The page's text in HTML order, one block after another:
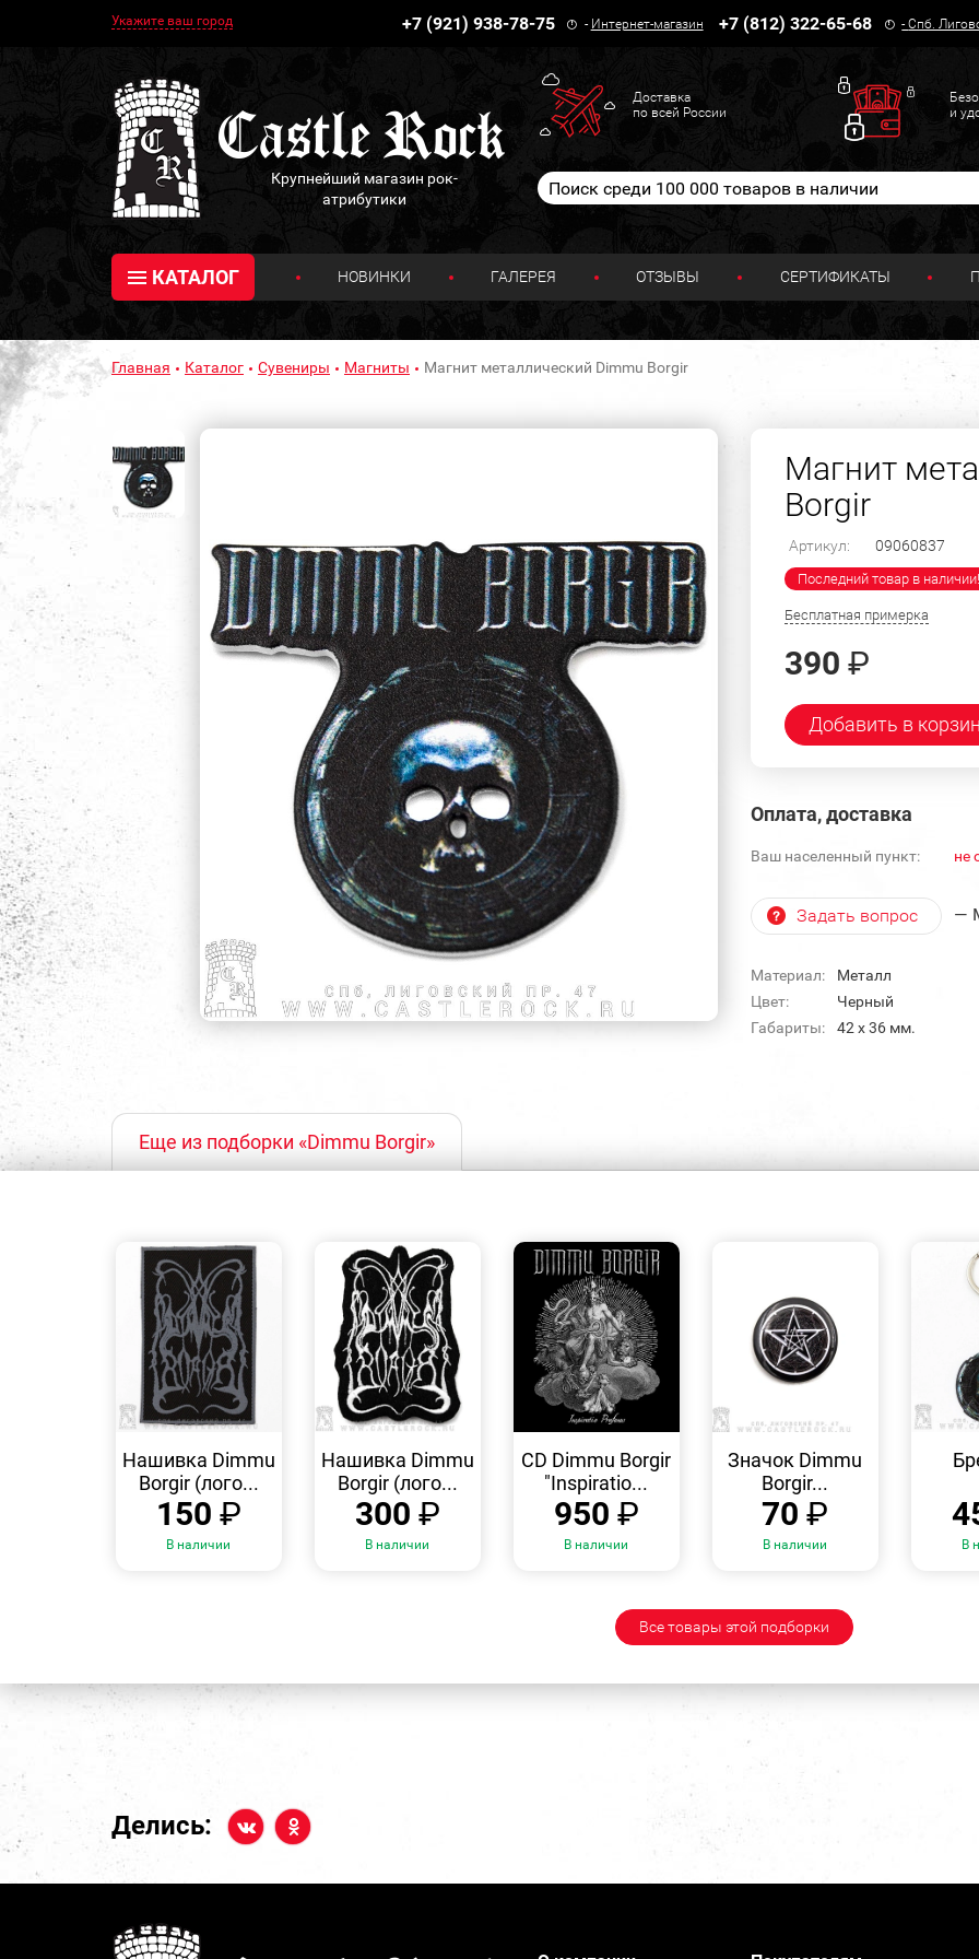
Укажите ваш город +7 (921) 938-78-75 - Интернет-магазин +7 (812) 322-65-68 -Спб.
Крупнейший магазин рок-
атрибутики
Доставка
по всей России
и
КАТАЛОГ НОВИНКИ ГАЛЕРЕЯ ОТЗЫВЫ СЕРТИФИКАТЫ
Главная Каталог Сувениры Магниты Магнит металлический Dimmu Borgir
Магнит
Borgir
Артикул: 09060837
Последний товар в наличии!
Бесплатная примерка
390 ₽
Добавить в
Оплата, доставка
Ваш населенный пункт: не
Задать вопрос —
Материал:
Металл
Цвет:
Черный
Габариты:
42 х 36 мм.
Еще из подборки «Dimmu Borgir»
ПРОСМОТР
Нашивка Dimmu
Borgir (лого...
150 ₽
В наличии
ПРОСМОТР
Нашивка Dimmu
Borgir (лого...
300 ₽
В наличии
ПРОСМОТР
CD Dimmu Borgir
"Inspiratio...
950 ₽
В наличии
ПРОСМОТР
Значок Dimmu
Borgir...
70₽
В наличии В
Все товары этой подборки
Делись: